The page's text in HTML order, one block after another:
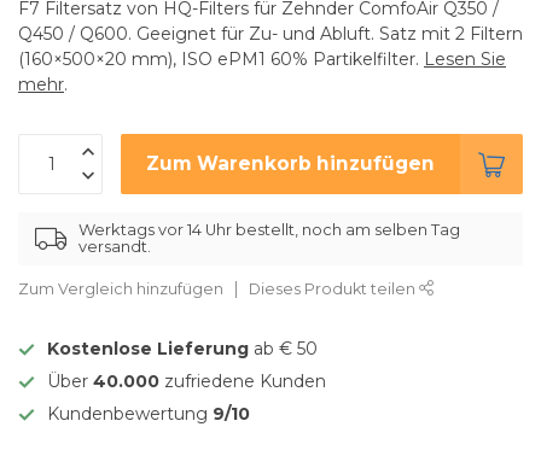
F7 Filtersatz von HQ-Filters für Zehnder ComfoAir Q350 /
Q450 / Q600. Geeignet für Zu- und Abluft. Satz mit 2 Filtern
(160×500×20 mm), ISO ePM1 60% Partikelfilter. Lesen Sie
mehr.
Zum Warenkorb hinzufügen
Werktags vor 14 Uhr bestellt, noch am selben Tag
versandt.
Zum Vergleich hinzufügen Dieses Produkt teilen
Kostenlose Lieferung ab € 50
Über 40.000 zufriedene Kunden
Kundenbewertung 9/10